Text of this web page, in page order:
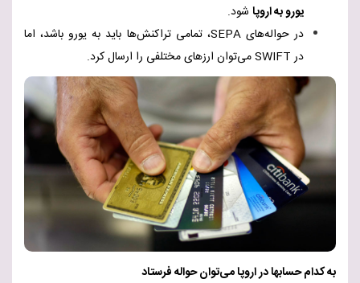
یورو به اروپا شود.
در حواله‌هایSEPA، تمامی تراکنش‌ها باید به یورو باشد، اما
در SWIFTمی‌توان ارزهای مختلفی را ارسال کرد.
به کدام حسابها در اروپا می‌توان حواله فرستاد